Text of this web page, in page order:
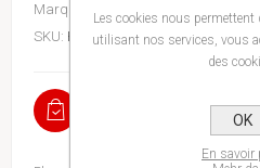
Marque:
Nike
SKU: HOODI78EW8
Les cookies nous
utilisant nos services, vous
des
OK
En savoir